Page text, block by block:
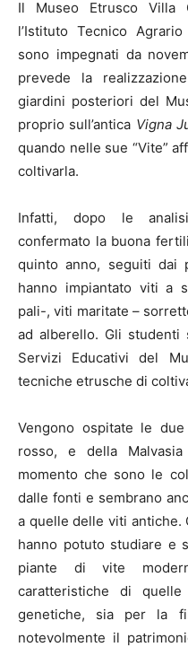
Il Museo Etrusco Villa
l’Istituto Tecnico
sono impegnati da
prevede la
giardini posteriori del
proprio sull’antica Vigna
quando nelle sue “Vite”
coltivarla.
Infatti, dopo le
confermato la buona
quinto anno, seguiti dai
hanno impiantato viti a
pali-, viti maritate –
ad alberello. Gli studenti
Servizi Educativi del
tecniche etrusche di
Vengono ospitate le
rosso, e della
momento che sono le
dalle fonti e sembrano
a quelle delle viti antiche.
hanno potuto studiare e
piante di vite
caratteristiche di
genetiche, sia per la
notevolmente il